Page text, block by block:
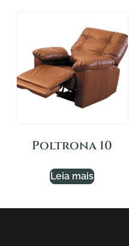
Poltrona 10
Leia mais